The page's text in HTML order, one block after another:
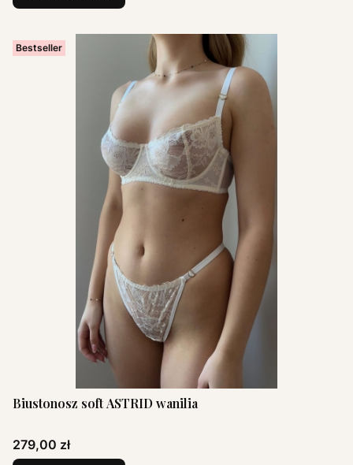
Bestseller
Biustonosz soft ASTRID wanilia
Cena
279,00 zł